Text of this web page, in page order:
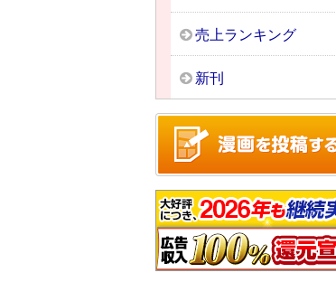
売上ランキング
新刊